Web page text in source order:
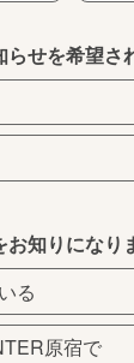
せを希望さ
知りになり
る
原宿で